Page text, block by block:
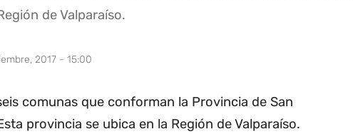
de Valparaíso.
2017 - 15:00
comunas que conforman la Provincia de San
provincia se ubica en la Región de Valparaíso.